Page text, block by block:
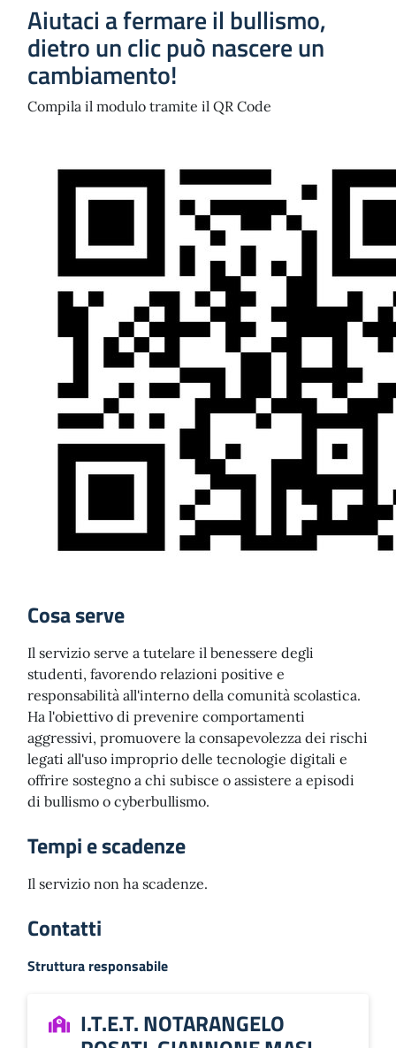
Aiutaci a fermare il bullismo,
dietro un clic può nascere un
cambiamento!
Compila il modulo tramite il QR Code
Cosa serve
Il servizio serve a tutelare il benessere degli
studenti, favorendo relazioni positive e
responsabilità all'interno della comunità scolastica.
Ha l'obiettivo di prevenire comportamenti
aggressivi, promuovere la consapevolezza dei rischi
legati all'uso improprio delle tecnologie digitali e
offrire sostegno a chi subisce o assistere a episodi
di bullismo o cyberbullismo.
Tempi e scadenze
Il servizio non ha scadenze.
Contatti
Struttura responsabile
I.T.E.T. NOTARANGELO